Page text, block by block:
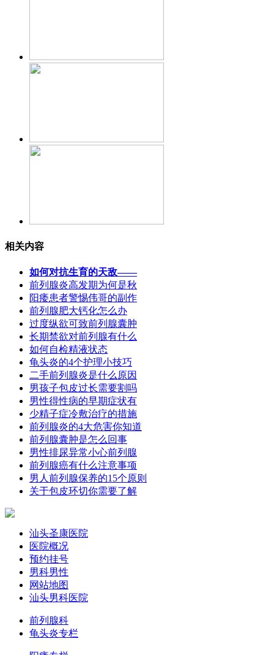
相关内容
如何对抗生育的天敌——
前列腺炎高发期为何是秋
阳痿患者警惕伟哥的副作
前列腺肥大钙化怎么办
过度纵欲可致前列腺囊肿
长期禁欲对前列腺有什么
如何自检精液状态
龟头炎的4个护理小技巧
二手前列腺炎是什么原因
男孩子包皮过长需要割吗
男性得性病的早期症状有
少精子症冷敷治疗的措施
前列腺炎的4大危害你知道
前列腺囊肿是怎么回事
男性排尿异常小心前列腺
前列腺癌有什么注意事项
男人前列腺保养的15个原则
关于包皮环切你需要了解
汕头圣康医院
医院概况
预约挂号
男科男性
网站地图
汕头男科医院
前列腺科
龟头炎专栏